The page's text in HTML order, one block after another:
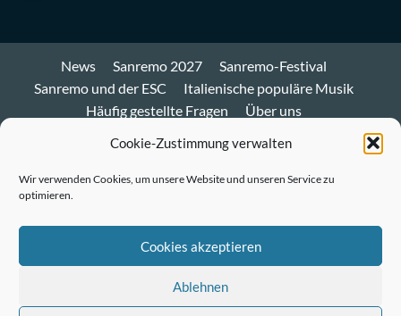
Cookie-Zustimmung verwalten
Wir verwenden Cookies, um unsere Website und unseren Service zu
optimieren.
Cookies akzeptieren
Ablehnen
News Sanremo 2027
Sanremo-Festival
Sanremo und der ESC
Italienische populäre Musik
Häufig gestellte Fragen
Über uns
Mastodon
Twitter
LinkedIn